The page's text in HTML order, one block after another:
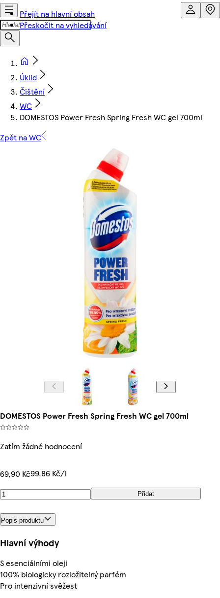
Přejít na hlavní obsah
Přeskočit na vyhledávání
Úklid
Čištění
WC
DOMESTOS Power Fresh Spring Fresh WC gel 700ml
Zpět na WC
DOMESTOS Power Fresh Spring Fresh WC gel 700ml
Zatím žádné hodnocení
69,90 Kč99,86 Kč/l
Přidat
Popis produktu
Hlavní výhody
S esenciálními oleji
100% biologicky rozložitelný parfém
Pro intenzivní svěžest